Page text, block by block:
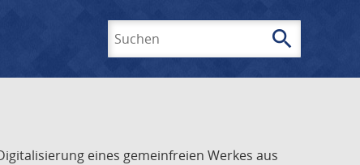
search
eines gemeinfreien Werkes aus